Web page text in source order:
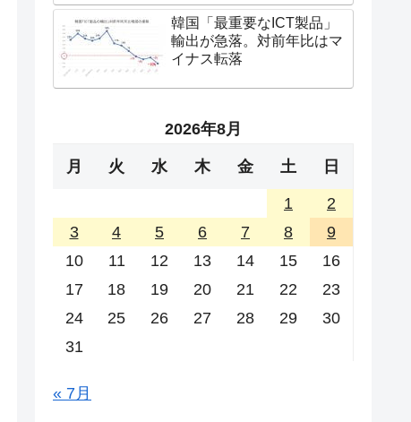
韓国「最重要なICT製品」
輸出が急落。対前年比はマ
イナス転落
2026年8月
月 火 水 木 金 土 日
1
2
3
4 5 6 7 8
9
10
11 12 13 14 15
16
17
18 19 20 21 22
23
24
25 26 27 28 29
30
31
« 7月